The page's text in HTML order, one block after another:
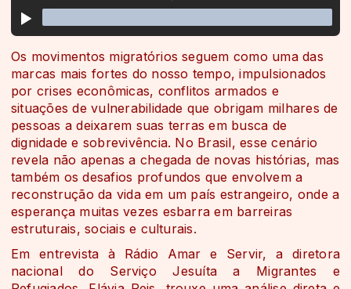
Os movimentos migratórios seguem como uma das
marcas mais fortes do nosso tempo, impulsionados
por crises econômicas, conflitos armados e
situações de vulnerabilidade que obrigam milhares de
pessoas a deixarem suas terras em busca de
dignidade e sobrevivência. No Brasil, esse cenário
revela não apenas a chegada de novas histórias, mas
também os desafios profundos que envolvem a
reconstrução da vida em um país estrangeiro, onde a
esperança muitas vezes esbarra em barreiras
estruturais, sociais e culturais.
Em entrevista à Rádio Amar e Servir, a diretora
nacional do Serviço Jesuíta a Migrantes e